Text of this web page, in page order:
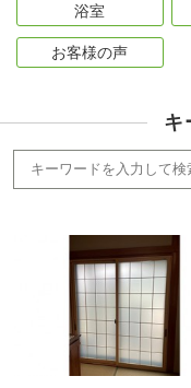
浴室
お客様の声
キ